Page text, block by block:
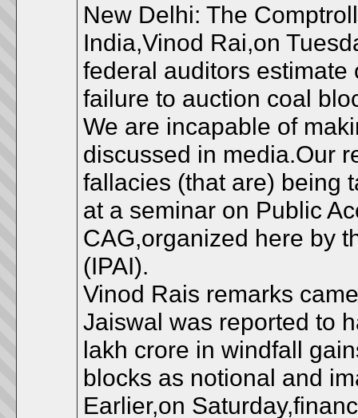
New Delhi: The
India,Vinod Rai,on
federal auditors
failure to auction coal
We are incapable of
discussed in media.Our
fallacies (that are) being
at a seminar on Public
CAG,organized here by
(IPAI).
Vinod Rais remarks
Jaiswal was reported to
lakh crore in windfall
blocks as notional and
Earlier,on